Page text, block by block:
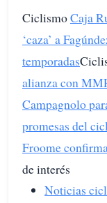
CiclismoCaja
‘caza’ a
temporadas
alianza con
Campagnolo
promesas del
Froome
de interés
Noticias